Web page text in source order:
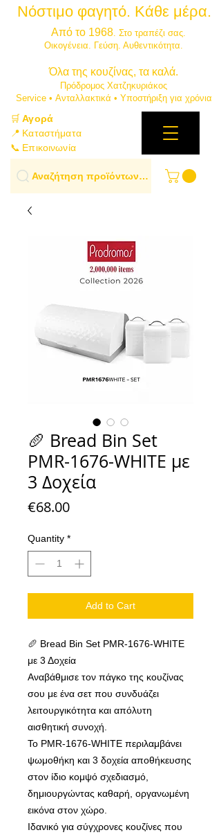
Νόστιμο φαγητό. Κάθε μέρα.
Από το 1968. Στο τραπέζι σας.
​Οικογένεια. Γεύση. Αυθεντικότητα.
​Όλα της κουζίνας, τα καλά.
Πρόδρομος Χατζηκυριάκος
​Service • Ανταλλακτικά • Υποστήριξη για χρόνια
🛒Αγορά
📍 Καταστήματα
📞 Επικοινωνία
Αναζήτηση προϊόντων…
🥖 Bread Bin Set
PMR-1676-WHITE με
3 Δοχεία
€68.00Price
Quantity *
Add to Cart
🥖 Bread Bin Set PMR-1676-WHITE
με 3 Δοχεία
Αναβάθμισε τον πάγκο της κουζίνας
σου με ένα σετ που συνδυάζει
λειτουργικότητα και απόλυτη
αισθητική συνοχή.
Το PMR-1676-WHITE περιλαμβάνει
ψωμοθήκη και 3 δοχεία αποθήκευσης
στον ίδιο κομψό σχεδιασμό,
δημιουργώντας καθαρή, οργανωμένη
εικόνα στον χώρο.
Ιδανικό για σύγχρονες κουζίνες που